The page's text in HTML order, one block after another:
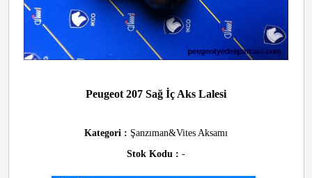
Peugeot 207 Sağ İç Aks Lalesi
Kategori : Şanzıman&Vites Aksamı
Stok Kodu : -